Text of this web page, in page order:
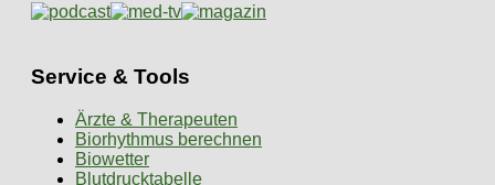
Service & Tools
Ärzte & Therapeuten
Biorhythmus berechnen
Biowetter
Blutdrucktabelle